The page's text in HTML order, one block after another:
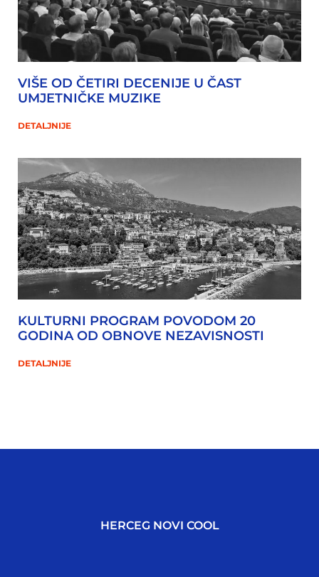
VIŠE OD ČETIRI DECENIJE U ČAST
UMJETNIČKE MUZIKE
DETALJNIJE
KULTURNI PROGRAM POVODOM 20
GODINA OD OBNOVE NEZAVISNOSTI
DETALJNIJE
HERCEG NOVI COOL